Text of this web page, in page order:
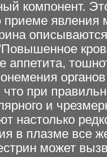
компонент.
приеме
описываются
аппетита,
при
и
настолько
в плазме все
может